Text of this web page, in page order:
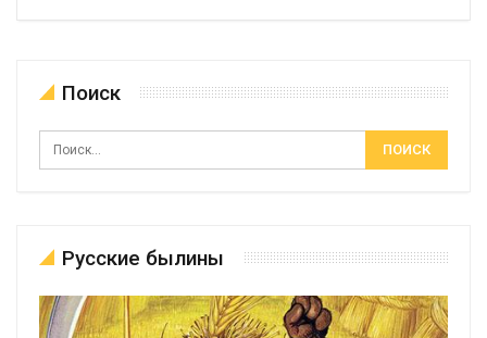
Поиск
Русские былины